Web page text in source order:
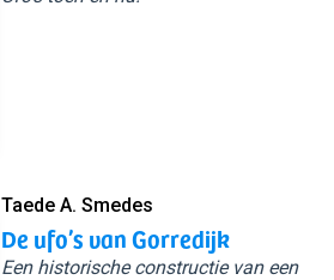
Taede A. Smedes
De ufo’s van Gorredijk
Een historische constructie van een